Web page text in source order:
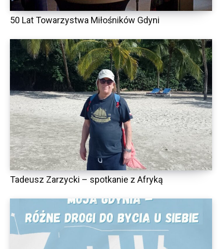
50 Lat Towarzystwa Miłośników Gdyni
Tadeusz Zarzycki – spotkanie z Afryką